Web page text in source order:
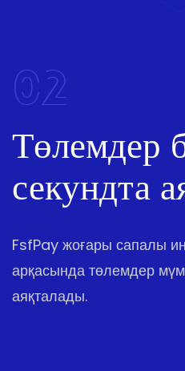
02
Төлемдер
секундта
FsfPay жоғары сапалы
арқасында төлемдер
аяқталады.